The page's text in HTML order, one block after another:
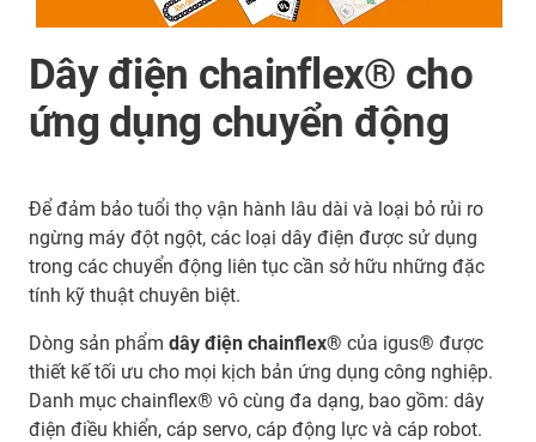
Dây điện chainflex® cho
ứng dụng chuyển động
Để đảm bảo tuổi thọ vận hành lâu dài và loại bỏ rủi ro
ngừng máy đột ngột, các loại dây điện được sử dụng
trong các chuyển động liên tục cần sở hữu những đặc
tính kỹ thuật chuyên biệt.
Dòng sản phẩm dây điện chainflex® của igus® được
thiết kế tối ưu cho mọi kịch bản ứng dụng công nghiệp.
Danh mục chainflex® vô cùng đa dạng, bao gồm: dây
điện điều khiển, cáp servo, cáp động lực và cáp robot.